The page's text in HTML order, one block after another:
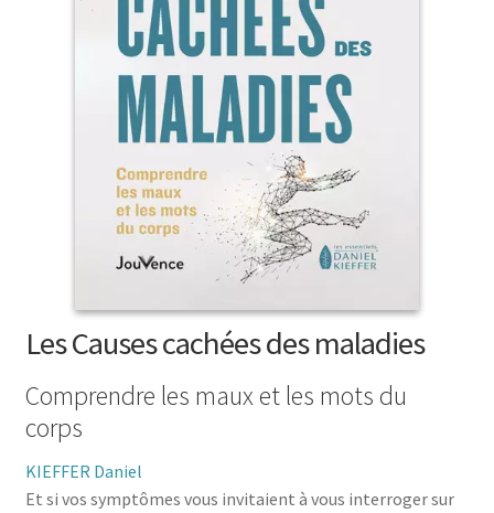
Développement personnel
Alimentation | Forme | Santé
Médecine douces
Les Causes cachées des maladies
Comprendre les maux et les mots du
corps
KIEFFER Daniel
Et si vos symptômes vous invitaient à vous interroger sur